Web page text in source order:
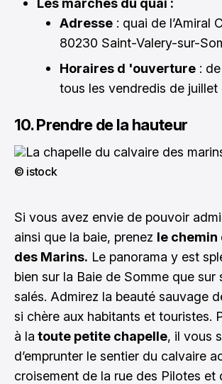
Les marchés du quai :
Adresse : quai de l’Amiral
80230 Saint-Valery-sur-
Horaires d 'ouverture :
tous les vendredis de juillet
10. Prendre de la hauteur
© istock
Si vous avez envie de pouvoir
ainsi que la baie, prenez le chemin
des Marins. Le panorama y est
bien sur la Baie de Somme que sur
salés. Admirez la beauté sauvage
si chère aux habitants et touristes.
à la toute petite chapelle, il vous
d’emprunter le sentier du calvaire
croisement de la rue des Pilotes et